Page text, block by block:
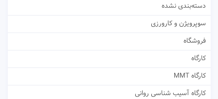
دسته‌بندی نشده
سوپرویژن و کارورزی
فروشگاه
کارگاه
کارگاه MMT
کارگاه آسیب شناسی روانی